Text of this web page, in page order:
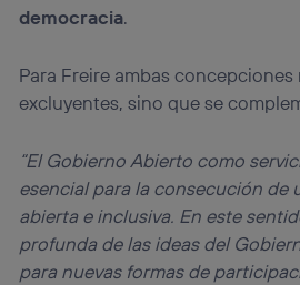
democracia.
Para Freire ambas
excluyentes, sino que se
“El Gobierno Abierto como
esencial para la consecución de
abierta e inclusiva. En este
profunda de las ideas del
para nuevas formas de
“Administrar Utiq” en la parte
la política de privacidad de Utiq.